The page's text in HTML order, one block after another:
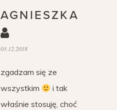
AGNIESZKA
03.12.2018
zgadzam się ze
wszystkim
i tak
właśnie stosuję, choć